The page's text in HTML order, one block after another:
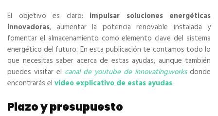
El objetivo es claro: impulsar soluciones energéticas
innovadoras, aumentar la potencia renovable instalada y
fomentar el almacenamiento como elemento clave del sistema
energético del futuro. En esta publicación te contamos todo lo
que necesitas saber acerca de estas ayudas, aunque también
puedes visitar el canal de youtube de innovating.worksdonde
encontrarás el video explicativo de estas ayudas.
Plazo y presupuesto